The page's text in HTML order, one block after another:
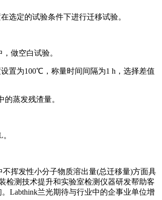
选定的试验条件下进行迁移试验。
做空白试验。
置为100℃，称量时间间隔为1 h，选择差值
蒸发残渣量。
挥发性小分子物质溶出量(总迁移量)方面具
检测技术提升和实验室检测仪器研发帮助客
Labthink兰光期待与行业中的企事业单位增